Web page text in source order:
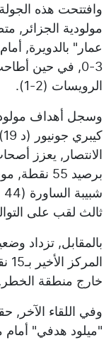
وافتتحت هذه
مولودية الجزائر,
عمار" بالدويرة,
3-0, في حين
الرويسات (2-1).
الانتصار, يعزز
برصيد 55
ثالث لقب على
بالمقابل, تزداد
خارج منطقة الخطر,
وفي اللقاء الآخر,
"ميلود هدفي" أمام